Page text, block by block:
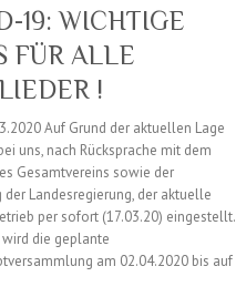
19: WICHTIGE
FÜR ALLE
!
Auf Grund der aktuellen Lage
uns, nach Rücksprache mit dem
Gesamtvereins sowie der
der Landesregierung, der aktuelle
per sofort (17.03.20) eingestellt.
die geplante
am 02.04.2020 bis auf